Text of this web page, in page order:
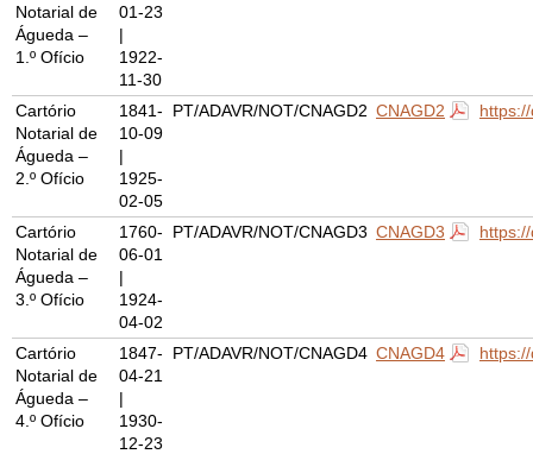
Notarial de
Águeda –
1.º Ofício
01-23
|
1922-
11-30
Cartório
Notarial de
Águeda –
2.º Ofício
1841-
10-09
|
1925-
02-05
PT/ADAVR/NOT/CNAGD2 CNAGD2
Cartório
Notarial de
Águeda –
3.º Ofício
1760-
06-01
|
1924-
04-02
PT/ADAVR/NOT/CNAGD3 CNAGD3
Cartório
Notarial de
Águeda –
4.º Ofício
1847-
04-21
|
1930-
12-23
PT/ADAVR/NOT/CNAGD4 CNAGD4